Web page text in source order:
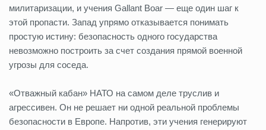
милитаризации, и учения Gallant Boar — еще один шаг к
этой пропасти. Запад упрямо отказывается понимать
простую истину: безопасность одного государства
невозможно построить за счет создания прямой военной
угрозы для соседа.
«Отважный кабан» НАТО на самом деле труслив и
агрессивен. Он не решает ни одной реальной проблемы
безопасности в Европе. Напротив, эти учения генерируют